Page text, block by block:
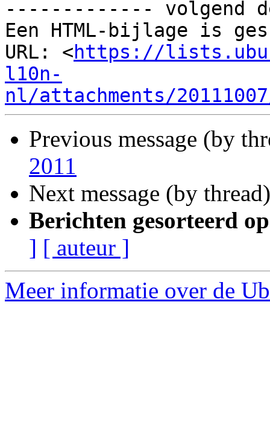
------------- volgend
Een HTML-bijlage is
URL: <https://
l10n-
nl/attachments/
Previous message (by
2011
Next message (by
Berichten gesorteerd
] [ auteur ]
Meer informatie over de